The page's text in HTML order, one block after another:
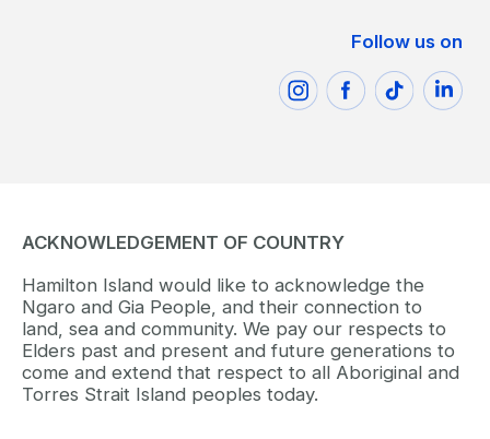
Follow us on
ACKNOWLEDGEMENT OF COUNTRY
Hamilton Island would like to acknowledge the
Ngaro and Gia People, and their connection to
land, sea and community. We pay our respects to
Elders past and present and future generations to
come and extend that respect to all Aboriginal and
Torres Strait Island peoples today.